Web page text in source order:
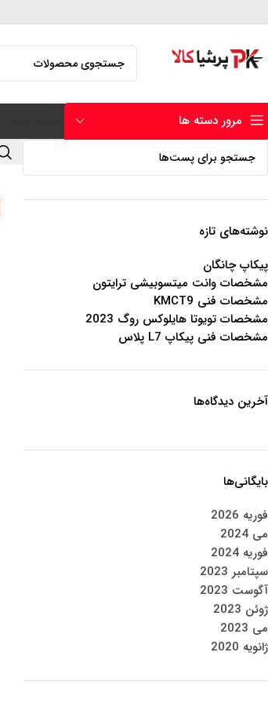
مرور دسته ها
نوشته‌های تازه
پیکاپ چانگان
مشخصات وانت میتسوبیشی ترایتون
مشخصات فنی KMCT9
مشخصات تویوتا هایلوکس روگ 2023
مشخصات فنی پیکاپ L7 پلاس
آخرین دیدگاه‌ها
بایگانی‌ها
فوریه 2026
می 2024
فوریه 2024
سپتامبر 2023
آگوست 2023
ژوئن 2023
می 2023
ژانویه 2020